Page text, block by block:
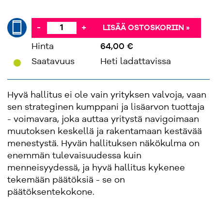
- + LISÄÄ OSTOSKORIIN »
Hinta
64,00 €
Saatavuus
Heti ladattavissa
Hyvä hallitus ei ole vain yrityksen valvoja, vaan
sen strateginen kumppani ja lisäarvon tuottaja
- voimavara, joka auttaa yritystä navigoimaan
muutoksen keskellä ja rakentamaan kestävää
menestystä. Hyvän hallituksen näkökulma on
enemmän tulevaisuudessa kuin
menneisyydessä, ja hyvä hallitus kykenee
tekemään päätöksiä - se on
päätöksentekokone.